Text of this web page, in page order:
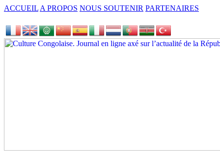
ACCUEIL A PROPOS NOUS SOUTENIR PARTENAIRES